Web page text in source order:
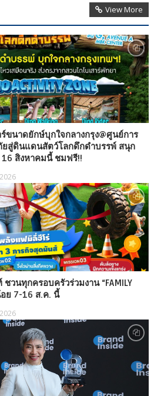
View More
ขนาดยักษ์บุกใจกลางกรุง@ศูนย์การ
ยสู่ดินแดนสัตว์โลกดึกดำบรรพ์ สนุก
16 สิงหาคมนี้ ชมฟรี!!
วนทุกครอบครัวร่วมงาน “FAMILY
อย 7-16 ส.ค. นี้